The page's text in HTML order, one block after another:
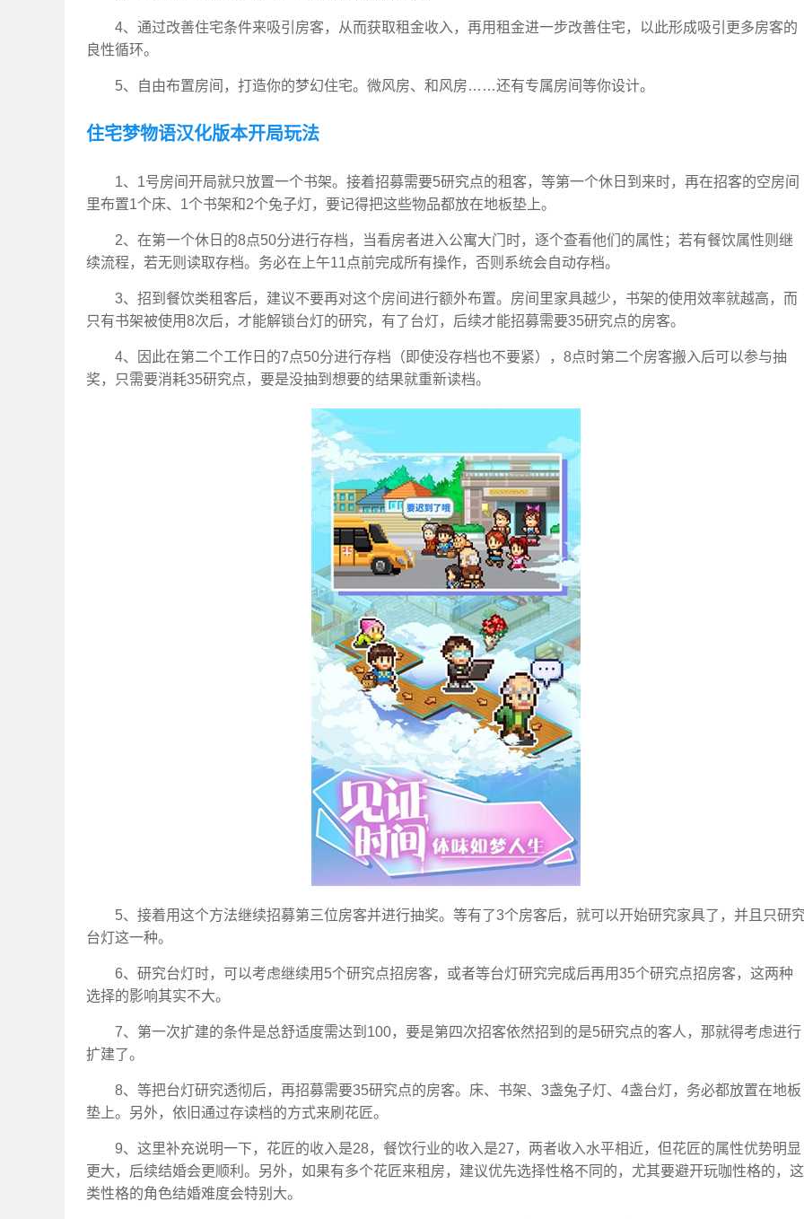
4、通过改善住宅条件来吸引房客，从而获取租金收入，再用租金进一步改善住宅，以此形成吸引更多房客的
良性循环。
5、自由布置房间，打造你的梦幻住宅。微风房、和风房……还有专属房间等你设计。
住宅梦物语汉化版本开局玩法
1、1号房间开局就只放置一个书架。接着招募需要5研究点的租客，等第一个休日到来时，再在招客的空房间
里布置1个床、1个书架和2个兔子灯，要记得把这些物品都放在地板垫上。
2、在第一个休日的8点50分进行存档，当看房者进入公寓大门时，逐个查看他们的属性；若有餐饮属性则继
续流程，若无则读取存档。务必在上午11点前完成所有操作，否则系统会自动存档。
3、招到餐饮类租客后，建议不要再对这个房间进行额外布置。房间里家具越少，书架的使用效率就越高，而
只有书架被使用8次后，才能解锁台灯的研究，有了台灯，后续才能招募需要35研究点的房客。
4、因此在第二个工作日的7点50分进行存档（即使没存档也不要紧），8点时第二个房客搬入后可以参与抽
奖，只需要消耗35研究点，要是没抽到想要的结果就重新读档。
5、接着用这个方法继续招募第三位房客并进行抽奖。等有了3个房客后，就可以开始研究家具了，并且只研
台灯这一种。
6、研究台灯时，可以考虑继续用5个研究点招房客，或者等台灯研究完成后再用35个研究点招房客，这两种
选择的影响其实不大。
7、第一次扩建的条件是总舒适度需达到100，要是第四次招客依然招到的是5研究点的客人，那就得考虑进行
扩建了。
8、等把台灯研究透彻后，再招募需要35研究点的房客。床、书架、3盏兔子灯、4盏台灯，务必都放置在地板
垫上。另外，依旧通过存读档的方式来刷花匠。
9、这里补充说明一下，花匠的收入是28，餐饮行业的收入是27，两者收入水平相近，但花匠的属性优势明显
更大，后续结婚会更顺利。另外，如果有多个花匠来租房，建议优先选择性格不同的，尤其要避开玩咖性格的，这
类性格的角色结婚难度会特别大。